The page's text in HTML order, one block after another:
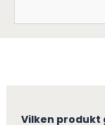
Vilken produkt